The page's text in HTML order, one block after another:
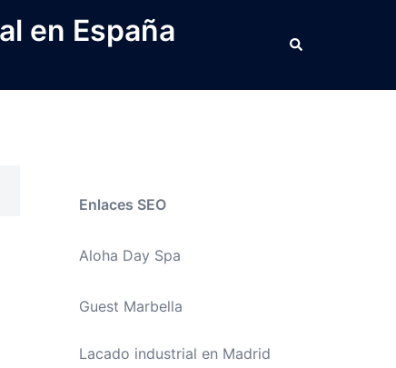
en España Buscar
Enlaces SEO
Aloha Day Spa
Guest Marbella
Lacado industrial en Madrid